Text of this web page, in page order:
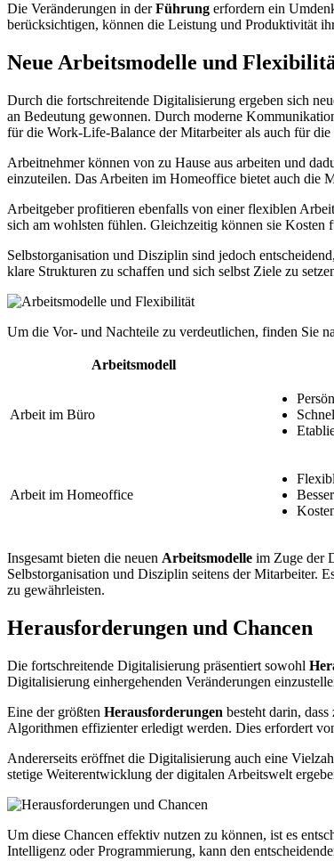
Die Veränderungen in derFührung erfordern ein
berücksichtigen, können die Leistung und Produktivität
Neue Arbeitsmodelle und
Durch die fortschreitende Digitalisierung ergeben sich
an Bedeutung gewonnen. Durch moderne
für die Work-Life-Balance der Mitarbeiter als auch für die
Arbeitnehmer können von zu Hause aus arbeiten und
einzuteilen. Das Arbeiten im Homeoffice bietet auch die
Arbeitgeber profitieren ebenfalls von einer flexiblen
sich am wohlsten fühlen. Gleichzeitig können sie Kosten
Selbstorganisation und Disziplin sind jedoch
klare Strukturen zu schaffen und sich selbst Ziele zu
Um die Vor- und Nachteile zu verdeutlichen, finden Sie
Arbeitsmodell
Arbeit im Büro
Arbeit im Homeoffice
Insgesamt bieten die neuen Arbeitsmodelle im Zuge der
Selbstorganisation und Disziplin seitens der Mitarbeiter.
zu gewährleisten.
Herausforderungen und Chancen
Die fortschreitende Digitalisierung präsentiert sowohl
Digitalisierung einhergehenden Veränderungen
Eine der größten Herausforderungen besteht darin,
Algorithmen effizienter erledigt werden. Dies erfordert
Andererseits eröffnet die Digitalisierung auch eine
stetige Weiterentwicklung der digitalen Arbeitswelt
Um diese Chancen effektiv nutzen zu können, ist es
Intelligenz oder Programmierung, kann den